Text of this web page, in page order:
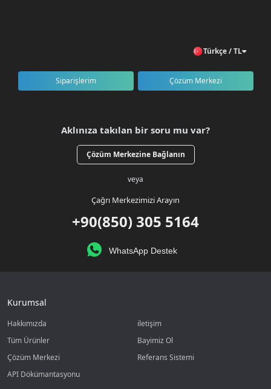
Türkçe / TL
Siparişlerim Çözüm Merkezi
Aklınıza takılan bir soru mu var?
Çözüm Merkezine Bağlanın
veya
Çağrı Merkezimizi Arayın
+90(850) 305 5164
WhatsApp Destek
Kurumsal
Hakkımızda
iletişim
Tüm Ürünler
Bayimiz Ol
Çözüm Merkezi
Referans Sistemi
API Dökümantasyonu